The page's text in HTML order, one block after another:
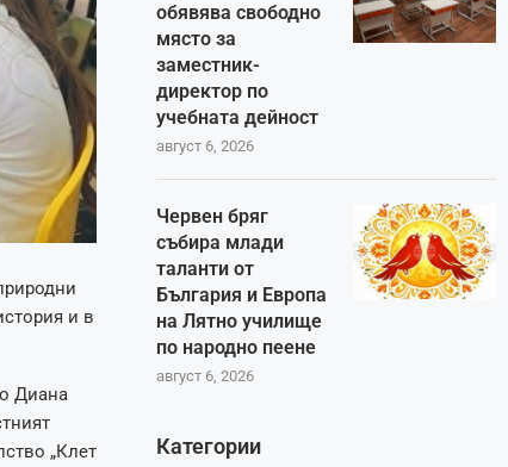
и в
Диана
„Клет
обявява свободно
място за
заместник-
директор по
учебната дейност
август 6, 2026
Червен бряг
събира млади
таланти от
България и Европа
на Лятно училище
по народно пеене
август 6, 2026
Категории